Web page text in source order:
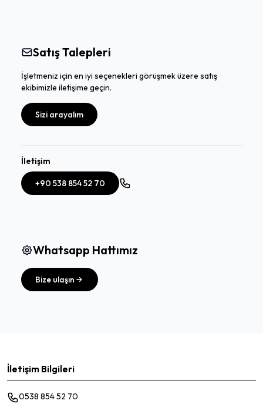
Satış Talepleri
İşletmeniz için en iyi seçenekleri görüşmek üzere satış
ekibimizle iletişime geçin.
Sizi arayalım
İletişim
+90 538 854 52 70
Whatsapp Hattımız
Bize ulaşın
İletişim Bilgileri
0538 854 52 70